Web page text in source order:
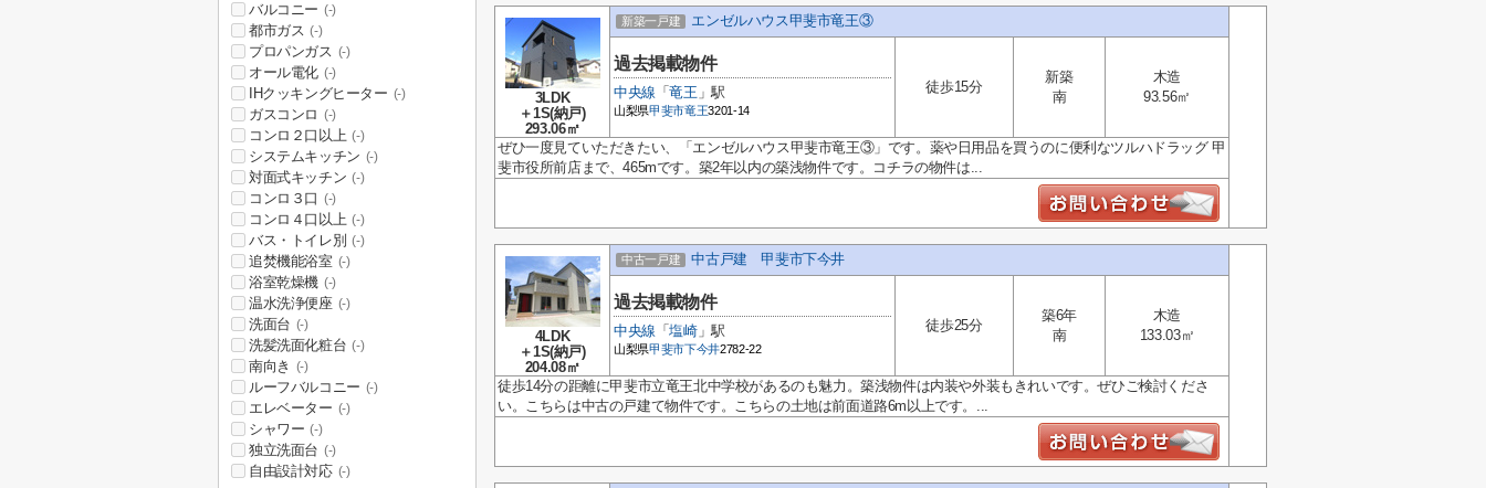
3LDK
＋1S(納戸)
293.06㎡
新築一戸建 エンゼルハウス甲斐市竜王③
過去掲載物件
中央線 「竜王 」駅
山梨県甲斐市竜王3201-14
徒歩15分
新築
南
木造
93.56㎡
ぜひ一度見ていただきたい、「エンゼルハウス甲斐市竜王③」です。薬や日用品を買うのに便利なツルハドラッグ 甲
斐市役所前店まで、465mです。築2年以内の築浅物件です。コチラの物件は...
4LDK
＋1S(納戸)
204.08㎡
中古一戸建 中古戸建 甲斐市下今井
過去掲載物件
中央線 「塩崎」駅
山梨県甲斐市下今井2782-22
徒歩25分
築6年
南
木造
133.03㎡
徒歩14分の距離に甲斐市立竜王北中学校があるのも魅力。築浅物件は内装や外装もきれいです。ぜひご検討くださ
い。こちらは中古の戸建て物件です。こちらの土地は前面道路6m以上です。...
バルコニー (-)
都市ガス (-)
プロパンガス (-)
オール電化 (-)
IHクッキングヒーター (-)
ガスコンロ (-)
コンロ２口以上 (-)
システムキッチン (-)
対面式キッチン (-)
コンロ３口 (-)
コンロ４口以上 (-)
バス・トイレ別 (-)
追焚機能浴室 (-)
浴室乾燥機 (-)
温水洗浄便座 (-)
洗面台 (-)
洗髪洗面化粧台 (-)
南向き (-)
ルーフバルコニー (-)
エレベーター (-)
シャワー (-)
独立洗面台 (-)
自由設計対応 (-)